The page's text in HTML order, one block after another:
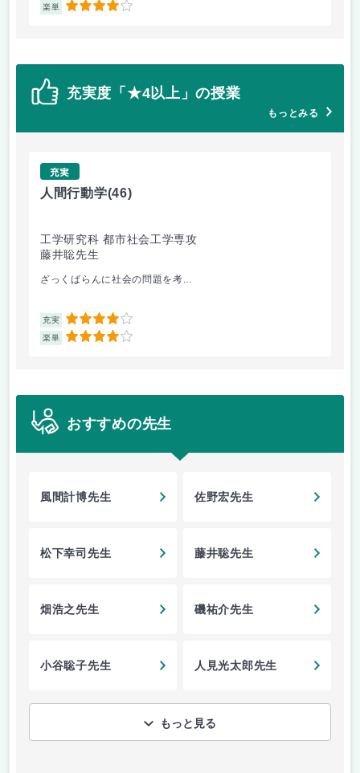
楽単 4
充実度「★4以上」の授業
もっとみる
充実
人間行動学(46)
工学研究科 都市社会工学専攻
藤井聡先生
ざっくばらんに社会の問題を考...
充実 4
楽単 4
おすすめの先生
風間計博先生 佐野宏先生
松下幸司先生 藤井聡先生
畑浩之先生 磯祐介先生
小谷聡子先生 人見光太郎先生
もっと見る